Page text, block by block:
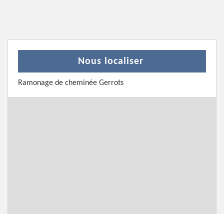
Nous localiser
Ramonage de cheminée Gerrots